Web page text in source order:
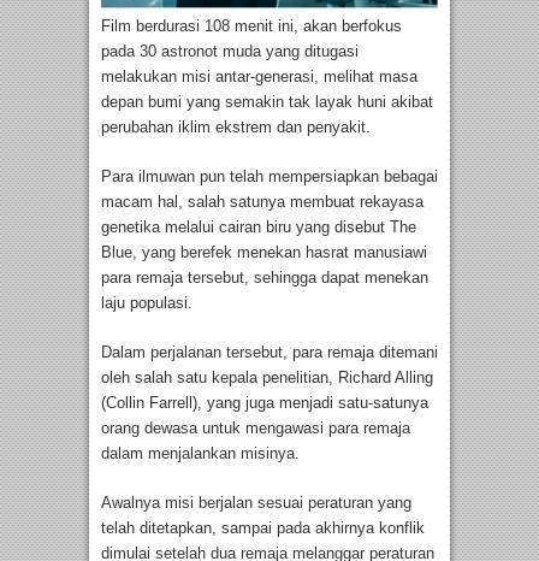
Film berdurasi 108 menit ini, akan berfokus
pada 30 astronot muda yang ditugasi
melakukan misi antar-generasi, melihat masa
depan bumi yang semakin tak layak huni akibat
perubahan iklim ekstrem dan penyakit.
Para ilmuwan pun telah mempersiapkan bebagai
macam hal, salah satunya membuat rekayasa
genetika melalui cairan biru yang disebut The
Blue, yang berefek menekan hasrat manusiawi
para remaja tersebut, sehingga dapat menekan
laju populasi.
Dalam perjalanan tersebut, para remaja ditemani
oleh salah satu kepala penelitian, Richard Alling
(Collin Farrell), yang juga menjadi satu-satunya
orang dewasa untuk mengawasi para remaja
dalam menjalankan misinya.
Awalnya misi berjalan sesuai peraturan yang
telah ditetapkan, sampai pada akhirnya konflik
dimulai setelah dua remaja melanggar peraturan